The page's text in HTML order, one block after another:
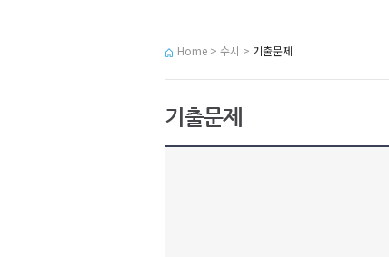
Home > 수시 > 기출문제